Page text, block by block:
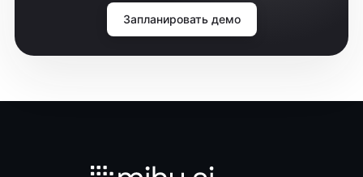
Запланировать демо